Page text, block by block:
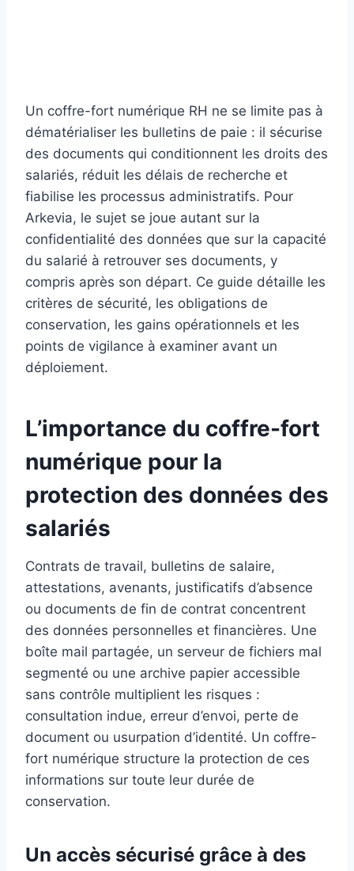
Un coffre-fort numérique RH ne se limite pas à
dématérialiser les bulletins de paie : il sécurise
des documents qui conditionnent les droits des
salariés, réduit les délais de recherche et
fiabilise les processus administratifs. Pour
Arkevia, le sujet se joue autant sur la
confidentialité des données que sur la capacité
du salarié à retrouver ses documents, y
compris après son départ. Ce guide détaille les
critères de sécurité, les obligations de
conservation, les gains opérationnels et les
points de vigilance à examiner avant un
déploiement.
L’importance du coffre-fort
numérique pour la
protection des données des
salariés
Contrats de travail, bulletins de salaire,
attestations, avenants, justificatifs d’absence
ou documents de fin de contrat concentrent
des données personnelles et financières. Une
boîte mail partagée, un serveur de fichiers mal
segmenté ou une archive papier accessible
sans contrôle multiplient les risques :
consultation indue, erreur d’envoi, perte de
document ou usurpation d’identité. Un coffre-
fort numérique structure la protection de ces
informations sur toute leur durée de
conservation.
Un accès sécurisé grâce à des